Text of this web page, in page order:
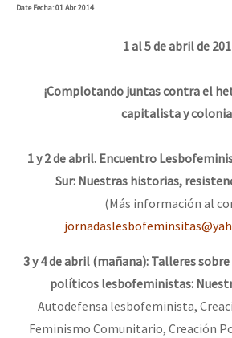
DateFecha: 01 Abr 2014
1 al 5 de abril de
¡Complotando juntas contra el
capitalista y
1 y 2 de abril. Encuentro
Sur: Nuestras historias,
(Más información al
3 y 4 de abril (mañana): Talleres
políticos lesbofeministas:
Autodefensa lesbofeminista,
Feminismo Comunitario, Creación